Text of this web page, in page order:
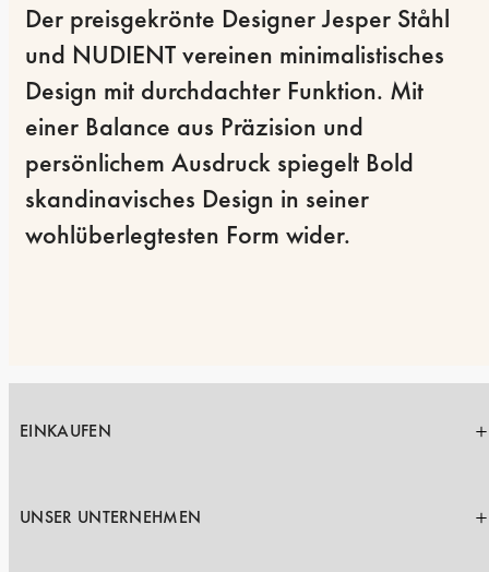
Der preisgekrönte Designer Jesper Ståhl
und NUDIENT vereinen minimalistisches
Design mit durchdachter Funktion. Mit
einer Balance aus Präzision und
persönlichem Ausdruck spiegelt Bold
skandinavisches Design in seiner
wohlüberlegtesten Form wider.
EINKAUFEN
UNSER UNTERNEHMEN